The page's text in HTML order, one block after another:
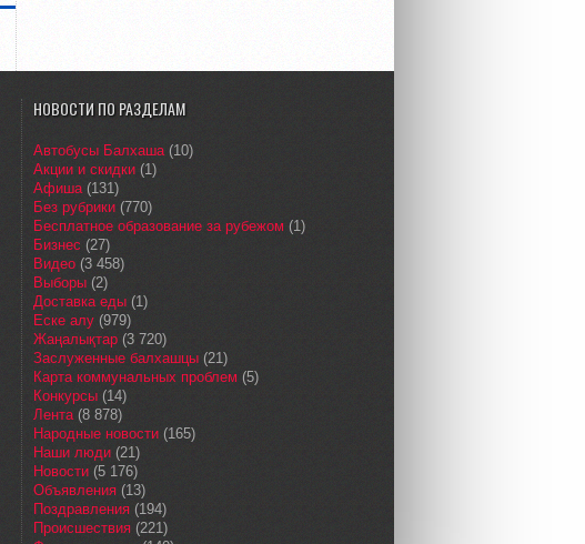
НОВОСТИ ПО РАЗДЕЛАМ
Автобусы Балхаша(10)
Акции и скидки (1)
Афиша(131)
Без рубрики (770)
Бесплатное образование за рубежом (1)
Бизнес (27)
Видео (3 458)
Выборы (2)
Доставка еды (1)
Еске алу (979)
Жаңалықтар (3 720)
Заслуженные балхашцы (21)
Карта коммунальных проблем (5)
Конкурсы (14)
Лента(8 878)
Народные новости (165)
Наши люди (21)
Новости (5 176)
Объявления (13)
Поздравления (194)
Происшествия (221)